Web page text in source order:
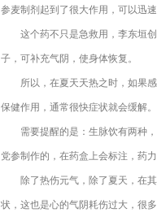
参麦制剂起到了很大作用，可以迅
这个药不只是急救用，李东垣创
子，可补充气阴，使身体恢复。
所以，在夏天天热之时，如果感
保健作用，通常很快症状就会缓解。
需要提醒的是：生脉饮有两种，
党参制作的，在药盒上会标注，药
除了热伤元气，除了夏天，在其
状，这也是心的气阴耗伤过大，很